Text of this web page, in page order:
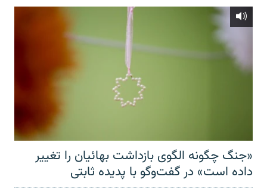
«جنگ چگونه الگوی بازداشت بهائیان را تغییر
داده است» در گفت‌وگو با پدیده ثابتی